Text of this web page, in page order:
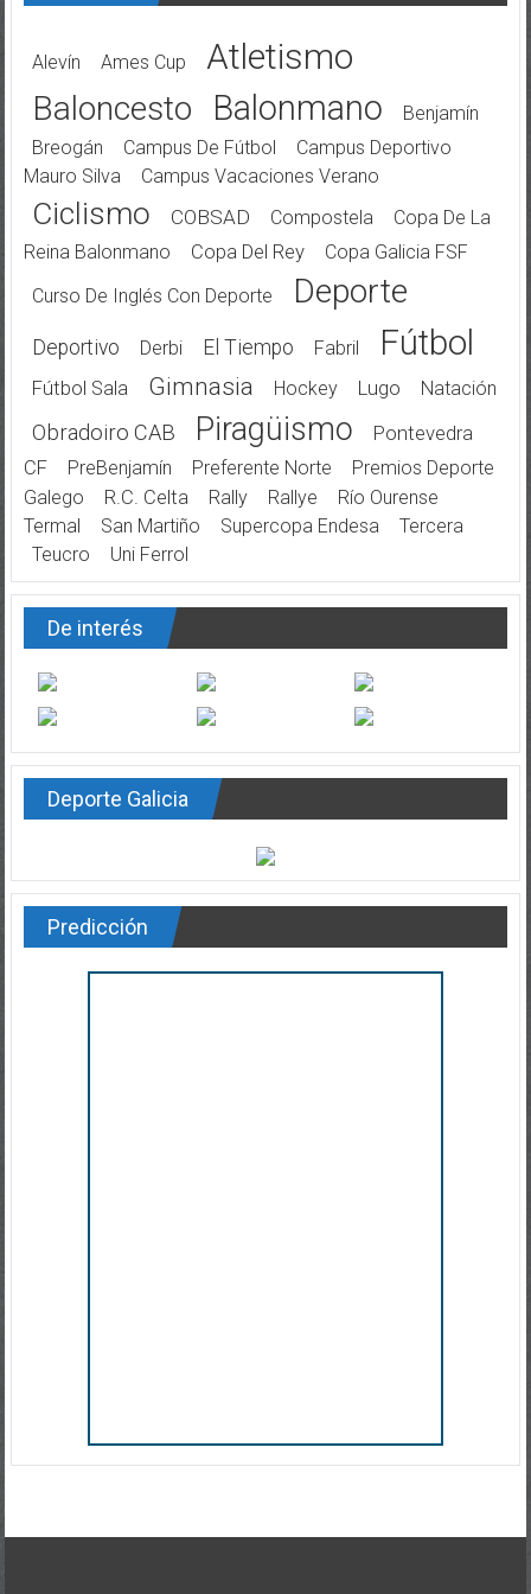
Alevín Ames Cup Atletismo
Baloncesto Balonmano
Benjamín
Breogán
Campus De Fútbol
Campus Deportivo
Mauro Silva
Campus Vacaciones Verano
Ciclismo COBSAD Compostela
Copa De La
Reina Balonmano
Copa Del Rey
Copa Galicia FSF
Curso De Inglés Con Deporte
Deporte
Deportivo Derbi El Tiempo Fabril Fútbol
Fútbol Sala Gimnasia Hockey Lugo Natación
Obradoiro CAB Piragüismo
Pontevedra
CF
PreBenjamín Preferente Norte
Premios Deporte
Galego
R.C. Celta Rally Rallye
Río Ourense
Termal
San Martiño Supercopa Endesa
Tercera
Teucro
Uni Ferrol
De interés
Deporte Galicia
Predicción